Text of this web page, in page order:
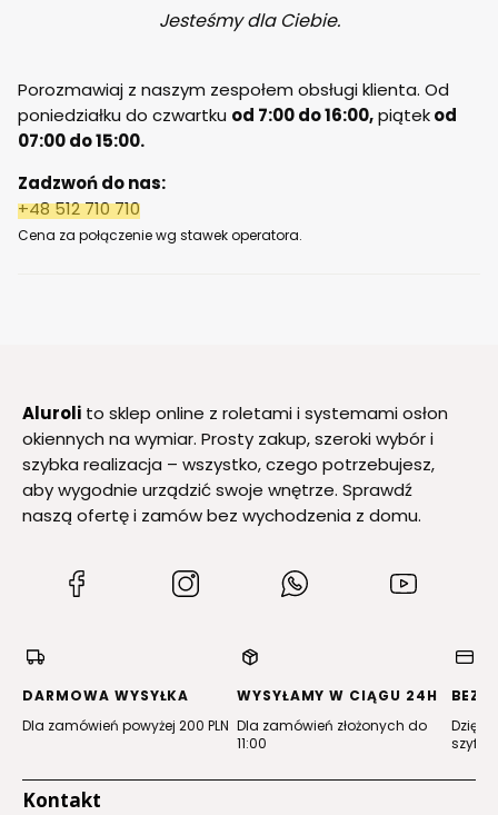
Jesteśmy dla Ciebie.
Porozmawiaj z naszym zespołem obsługi klienta. Od
poniedziałku do czwartku od 7:00 do 16:00,piątekod
07:00 do 15:00.
Zadzwoń do nas:
+48 512 710 710
Cena za połączenie wg stawek operatora.
Aluroli to sklep online z roletami i systemami osłon
okiennych na wymiar. Prosty zakup, szeroki wybór i
szybka realizacja – wszystko, czego potrzebujesz,
aby wygodnie urządzić swoje wnętrze. Sprawdź
naszą ofertę i zamów bez wychodzenia z domu.
karcie)
(Otwiera
nowej
karcie)
(Otwiera
karcie)
(Otwiera
nowej
karcie)
DARMOWA WYSYŁKA
Dla zamówień powyżej 200 PLN
WYSYŁAMY W CIĄGU 24H
Dla zamówień złożonych do
11:00
Dzięki
Kontakt